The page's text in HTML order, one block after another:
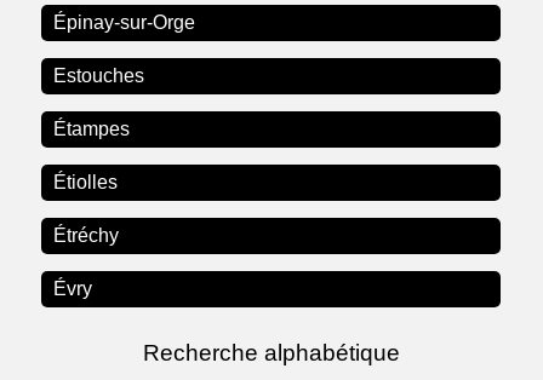
Épinay-sur-Orge
Estouches
Étampes
Étiolles
Étréchy
Évry
Recherche alphabétique